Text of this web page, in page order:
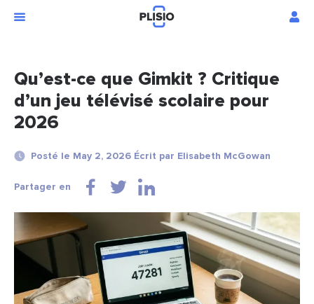
Qu’est-ce que Gimkit ? Critique
d’un jeu télévisé scolaire pour
2026
Posté le May 2, 2026 Écrit par Elisabeth McGowan
Partager en